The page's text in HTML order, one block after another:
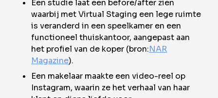
Een studie laat een before/after zien
waarbij met Virtual Staging een lege ruimte
is veranderd in een speelkamer en een
functioneel thuiskantoor, aangepast aan
het profiel van de koper (bron:NAR
Magazine).
Een makelaar maakte een video-reel op
Instagram, waarin ze het verhaal van haar